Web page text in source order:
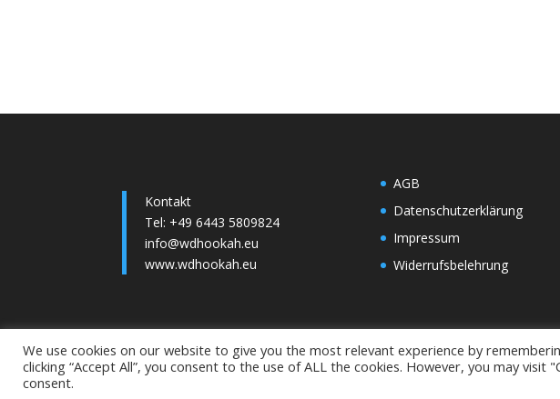
Kontakt
Tel: +49 6443 5809824
info@wdhookah.eu
www.wdhookah.eu
AGB
Datenschutzerklärung
Impressum
Widerrufsbelehrung
©2022 Elegant W & W Gmbh. Alle Rechte vorbehalten.
We use cookies on our website to give you the most relevant experience by
clicking “Accept All”, you consent to the use of ALL the cookies. However, you may
consent.